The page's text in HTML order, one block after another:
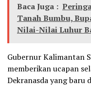
Baca Juga :
Tanah Bumbu,
Nilai-Nilai Luhur
Gubernur Kalimantan
memberikan ucapan
Dekranasda yang baru